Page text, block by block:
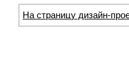
На страницу дизайн-